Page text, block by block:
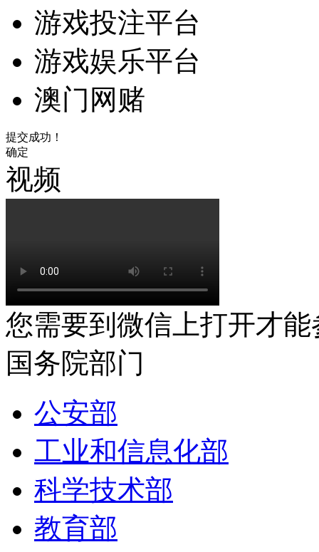
游戏投注平台
游戏娱乐平台
澳门网赌
提交成功！
确定
视频
您需要到微信上打开才能
国务院部门
公安部
工业和信息化部
科学技术部
教育部